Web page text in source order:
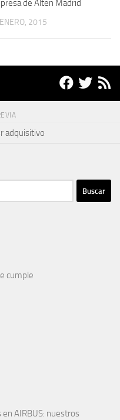
de Alten Madrid
2015
adquisitivo
cumple
en AIRBUS: nuestros